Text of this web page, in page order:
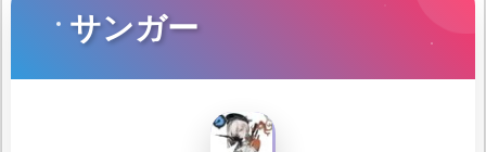
サンガー